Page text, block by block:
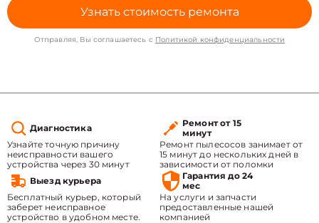
Узнать стоимость ремонта
Отправляя, Вы соглашаетесь с Политикой конфиденциальности
Диагностика
Узнайте точную причину
неисправности вашего
устройства через 30 минут
Ремонт от 15
минут
Ремонт пылесосов занимает от
15 минут до нескольких дней в
зависимости от поломки
Выезд курьера
Бесплатный курьер, который
заберет неисправное
устройство в удобном месте.
Гарантия до 24
мес
На услуги и запчасти
предоставленные нашей
компанией